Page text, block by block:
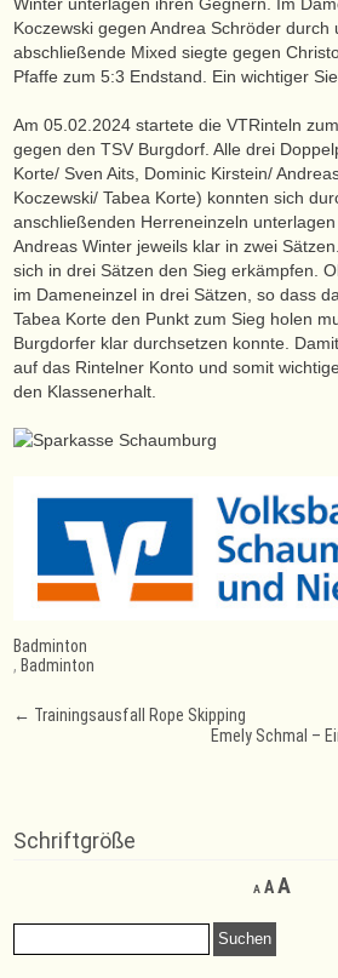
Koczewski gegen Andrea Schröder durch
abschließende Mixed siegte gegen
Pfaffe zum 5:3 Endstand. Ein wichtiger
Am 05.02.2024 startete die VTRinteln
gegen den TSV Burgdorf. Alle drei
Korte/ Sven Aits, Dominic Kirstein/
Koczewski/ Tabea Korte) konnten sich
anschließenden Herreneinzeln
Andreas Winter jeweils klar in zwei
sich in drei Sätzen den Sieg erkämpfen.
im Dameneinzel in drei Sätzen, so dass
Tabea Korte den Punkt zum Sieg holen
Burgdorfer klar durchsetzen konnte.
auf das Rintelner Konto und somit
den Klassenerhalt.
Badminton
, Badminton
Post
← Trainingsausfall Rope Skipping
Emely Schmal –
Schriftgröße
A
Decrease
font
AReset
size.
A
Suchen
nach: